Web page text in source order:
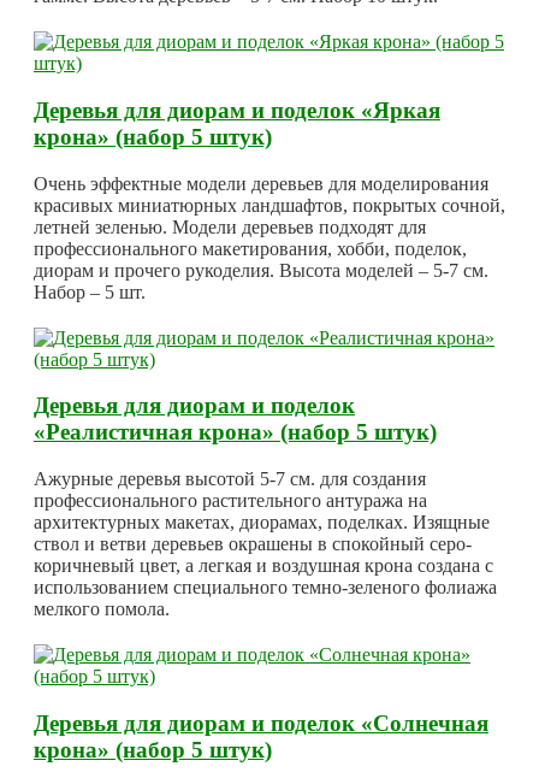
Деревья для диорам и поделок «Яркая
крона» (набор 5 штук)
Очень эффектные модели деревьев для моделирования
красивых миниатюрных ландшафтов, покрытых сочной,
летней зеленью. Модели деревьев подходят для
профессионального макетирования, хобби, поделок,
диорам и прочего рукоделия. Высота моделей – 5-7 см.
Набор – 5 шт.
Деревья для диорам и поделок
«Реалистичная крона» (набор 5 штук)
Ажурные деревья высотой 5-7 см. для создания
профессионального растительного антуража на
архитектурных макетах, диорамах, поделках. Изящные
ствол и ветви деревьев окрашены в спокойный серо-
коричневый цвет, а легкая и воздушная крона создана с
использованием специального темно-зеленого фолиажа
мелкого помола.
Деревья для диорам и поделок «Солнечная
крона» (набор 5 штук)